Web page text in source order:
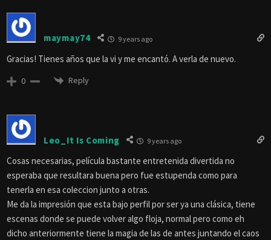
maymay74 9 years ago
Gracias! Tienes años que la vi y me encantó. A verla de nuevo.
0 Reply
Leo_It Is Coming 9 years ago
Cosas necesarias, película bastante entretenida divertida no
esperaba que resultara buena pero fue estupenda como para
tenerla en esa coleccion junto a otras.
Me da la impresión que esta bajo perfil por ser ya una clásica, tiene
escenas donde se puede volver algo floja, normal pero como eh
dicho anteriormente tiene la magia de las de antes juntando el caos